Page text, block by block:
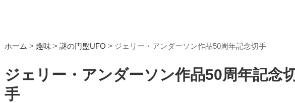
ホーム > 趣味 > 謎の円盤UFO > ジェリー・アンダーソン作品50周年記念切手
ジェリー・アンダーソン作品50周年記念
手